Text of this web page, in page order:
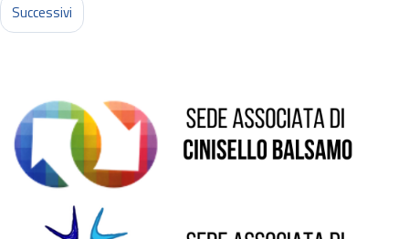
Successivi
Sede di Sesto San Giovanni